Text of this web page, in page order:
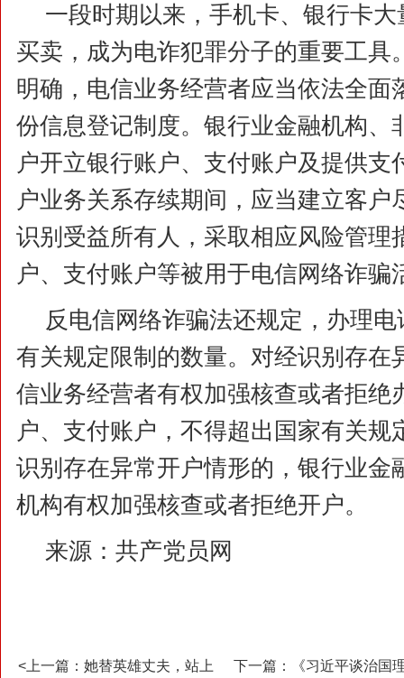
一段时期以来，手机卡、银行卡
买卖，成为电诈犯罪分子的重要工具
明确，电信业务经营者应当依法全面
份信息登记制度。银行业金融机构、
户开立银行账户、支付账户及提供支
户业务关系存续期间，应当建立客户
识别受益所有人，采取相应风险管理
户、支付账户等被用于电信网络诈骗
反电信网络诈骗法还规定，办理
有关规定限制的数量。对经识别存在
信业务经营者有权加强核查或者拒绝
户、支付账户，不得超出国家有关规
识别存在异常开户情形的，银行业金
机构有权加强核查或者拒绝开户。
来源： 共产党员网
<上一篇：她替英雄丈夫，站上
下一篇：《习近平谈治国